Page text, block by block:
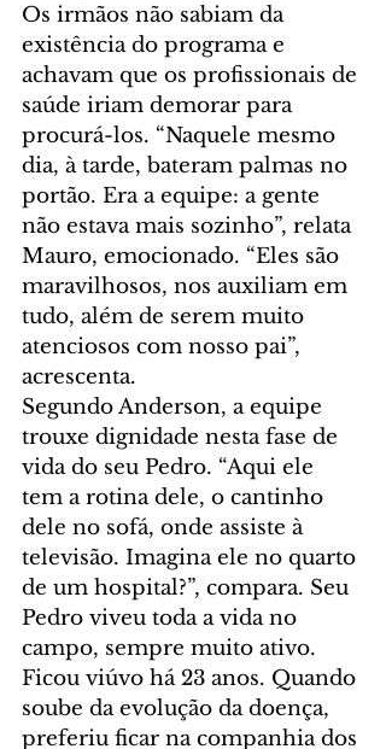
Os irmãos não sabiam da
existência do programa e
achavam que os profissionais de
saúde iriam demorar para
procurá-los. “Naquele mesmo
dia, à tarde, bateram palmas no
portão. Era a equipe: a gente
não estava mais sozinho”, relata
Mauro, emocionado. “Eles são
maravilhosos, nos auxiliam em
tudo, além de serem muito
atenciosos com nosso pai”,
acrescenta.
Segundo Anderson, a equipe
trouxe dignidade nesta fase de
vida do seu Pedro. “Aqui ele
tem a rotina dele, o cantinho
dele no sofá, onde assiste à
televisão. Imagina ele no quarto
de um hospital?”, compara. Seu
Pedro viveu toda a vida no
campo, sempre muito ativo.
Ficou viúvo há 23 anos. Quando
soube da evolução da doença,
preferiu ficar na companhia dos